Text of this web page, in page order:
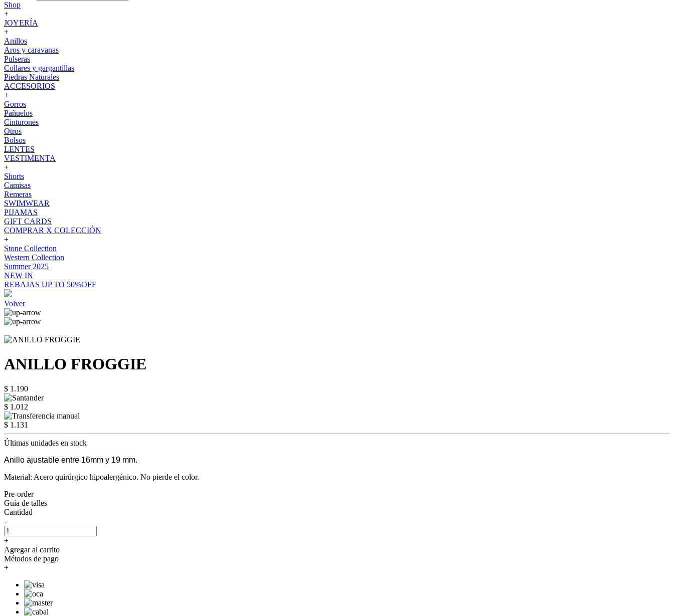
Shop
+
JOYERÍA
+
Anillos
Aros y caravanas
Pulseras
Collares y gargantillas
Piedras Naturales
ACCESORIOS
+
Gorros
Pañuelos
Cinturones
Otros
Bolsos
LENTES
VESTIMENTA
+
Shorts
Camisas
Remeras
SWIMWEAR
PIJAMAS
GIFT CARDS
COMPRAR X COLECCIÓN
+
Stone Collection
Western Collection
Summer 2025
NEW IN
REBAJAS UP TO 50%OFF
Volver
ANILLO FROGGIE
$ 1.190
$ 1.012
$ 1.131
Últimas unidades en stock
Anillo ajustable entre 16mm y 19 mm.
Material: Acero quirúrgico hipoalergénico. No pierde el color.
Pre-order
Guía de talles
Cantidad
-
+
Agregar al carrito
Métodos de pago
+